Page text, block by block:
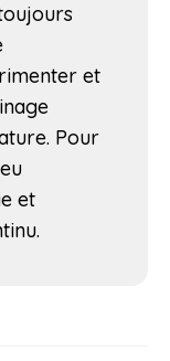
et
Pour
et